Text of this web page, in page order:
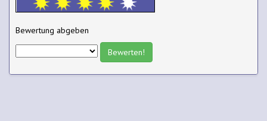
Bewertung abgeben